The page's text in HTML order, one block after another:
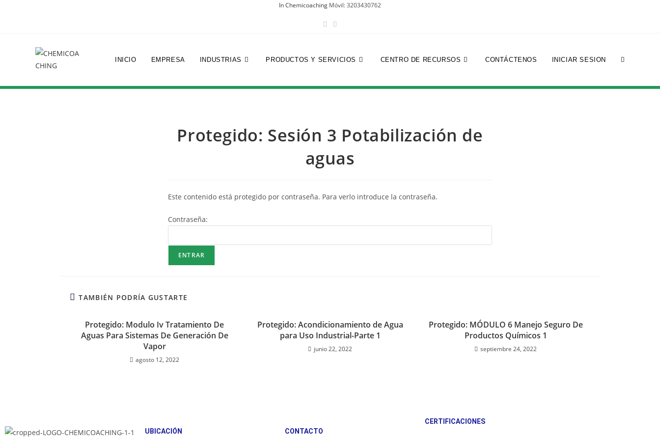
In Chemicoaching Móvil: 3203430762
INICIO EMPRESA INDUSTRIAS PRODUCTOS Y SERVICIOS CENTRO DE RECURSOS CONTÁCTENOS INICIAR SESION
Protegido: Sesión 3 Potabilización de
aguas
Este contenido está protegido por contraseña. Para verlo introduce la contraseña.
Contraseña:
TAMBIÉN PODRÍA GUSTARTE
Protegido: Modulo Iv Tratamiento De
Aguas Para Sistemas De Generación De
Vapor
agosto 12, 2022
Protegido: Acondicionamiento de Agua
para Uso Industrial-Parte 1
junio 22, 2022
Protegido: MÓDULO 6 Manejo Seguro De
Productos Químicos 1
septiembre 24, 2022
UBICACIÓN CONTACTO
CERTIFICACIONES